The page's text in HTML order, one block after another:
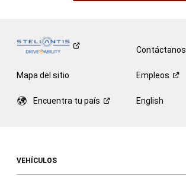
Contáctanos
Mapa del sitio Empleos
Encuentra tu país English
VEHÍCULOS